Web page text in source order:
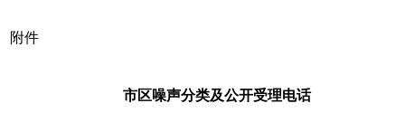
附件
市区噪声分类及公开受理电话